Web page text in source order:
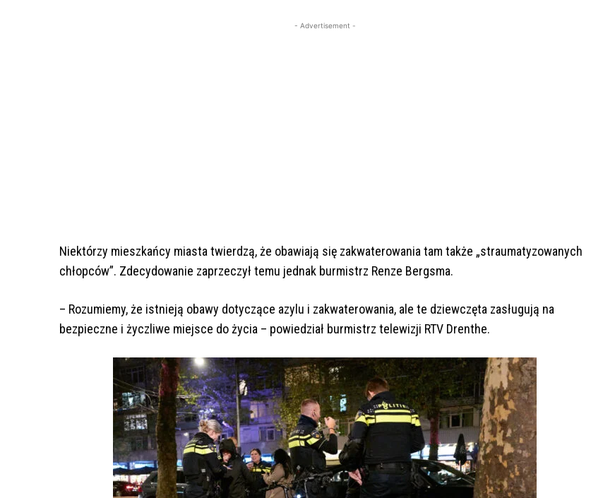
- Advertisement -
Niektórzy mieszkańcy miasta twierdzą, że obawiają się zakwaterowania tam także „straumatyzowanych
chłopców”. Zdecydowanie zaprzeczył temu jednak burmistrz Renze Bergsma.
– Rozumiemy, że istnieją obawy dotyczące azylu i zakwaterowania, ale te dziewczęta zasługują na
bezpieczne i życzliwe miejsce do życia – powiedział burmistrz telewizji RTV Drenthe.